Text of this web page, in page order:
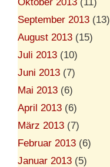
September 2013 (13)
August 2013 (15)
Juli 2013 (10)
Juni 2013 (7)
Mai 2013 (6)
April 2013 (6)
März 2013 (7)
Februar 2013 (6)
Januar 2013 (5)